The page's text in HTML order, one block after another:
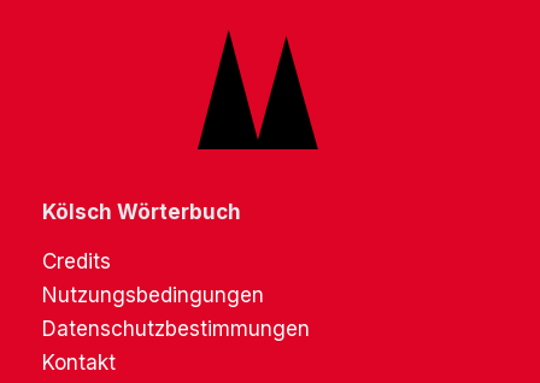
Kölsch Wörterbuch
Credits
Nutzungsbedingungen
Datenschutzbestimmungen
Kontakt